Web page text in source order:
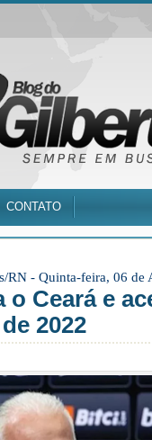
CONTATO
RN - Quinta-feira, 06 de
Ceará e
2022